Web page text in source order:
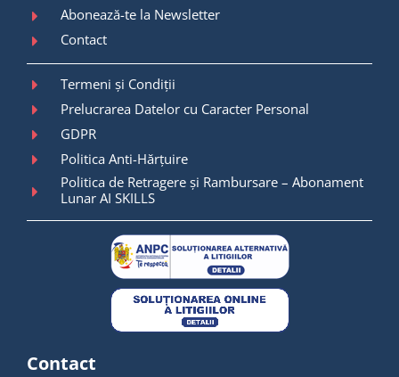
Abonează-te la Newsletter
Contact
Termeni și Condiții
Prelucrarea Datelor cu Caracter Personal
GDPR
Politica Anti-Hărțuire
Politica de Retragere și Rambursare – Abonament
Lunar AI SKILLS
Contact